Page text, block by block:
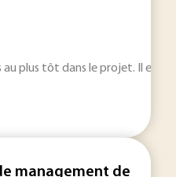
plus tôt dans le projet. Il est
management de